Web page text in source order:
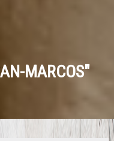
MARCOS"